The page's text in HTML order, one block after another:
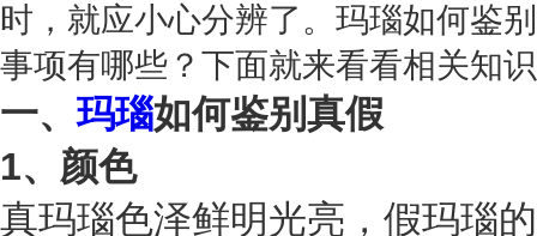
时，就应小心分辨了。玛瑙如何鉴
事项有哪些？下面就来看看相关知
一、玛瑙如何鉴别真假
1、颜色
真玛瑙色泽鲜明光亮，假玛瑙